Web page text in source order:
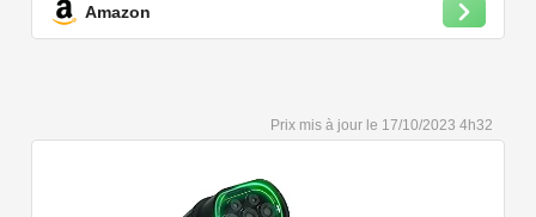
Convient à une installation à l'intérieur et à l'extérieur,
Capacité de charge à puissance réglable jusqu'à 22
kW. Câble de charge Type 2 de 5 ou 7 mètres de long.
Compatible avec tous les compteurs d'énergie Wallbox
Amazon
17/10/2023 4h32